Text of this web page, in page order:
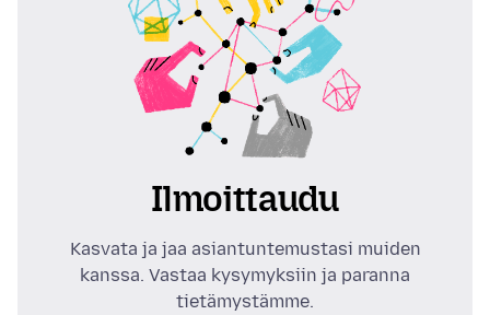
Ilmoittaudu
Kasvata ja jaa asiantuntemustasi muiden
kanssa. Vastaa kysymyksiin ja paranna
tietämystämme.